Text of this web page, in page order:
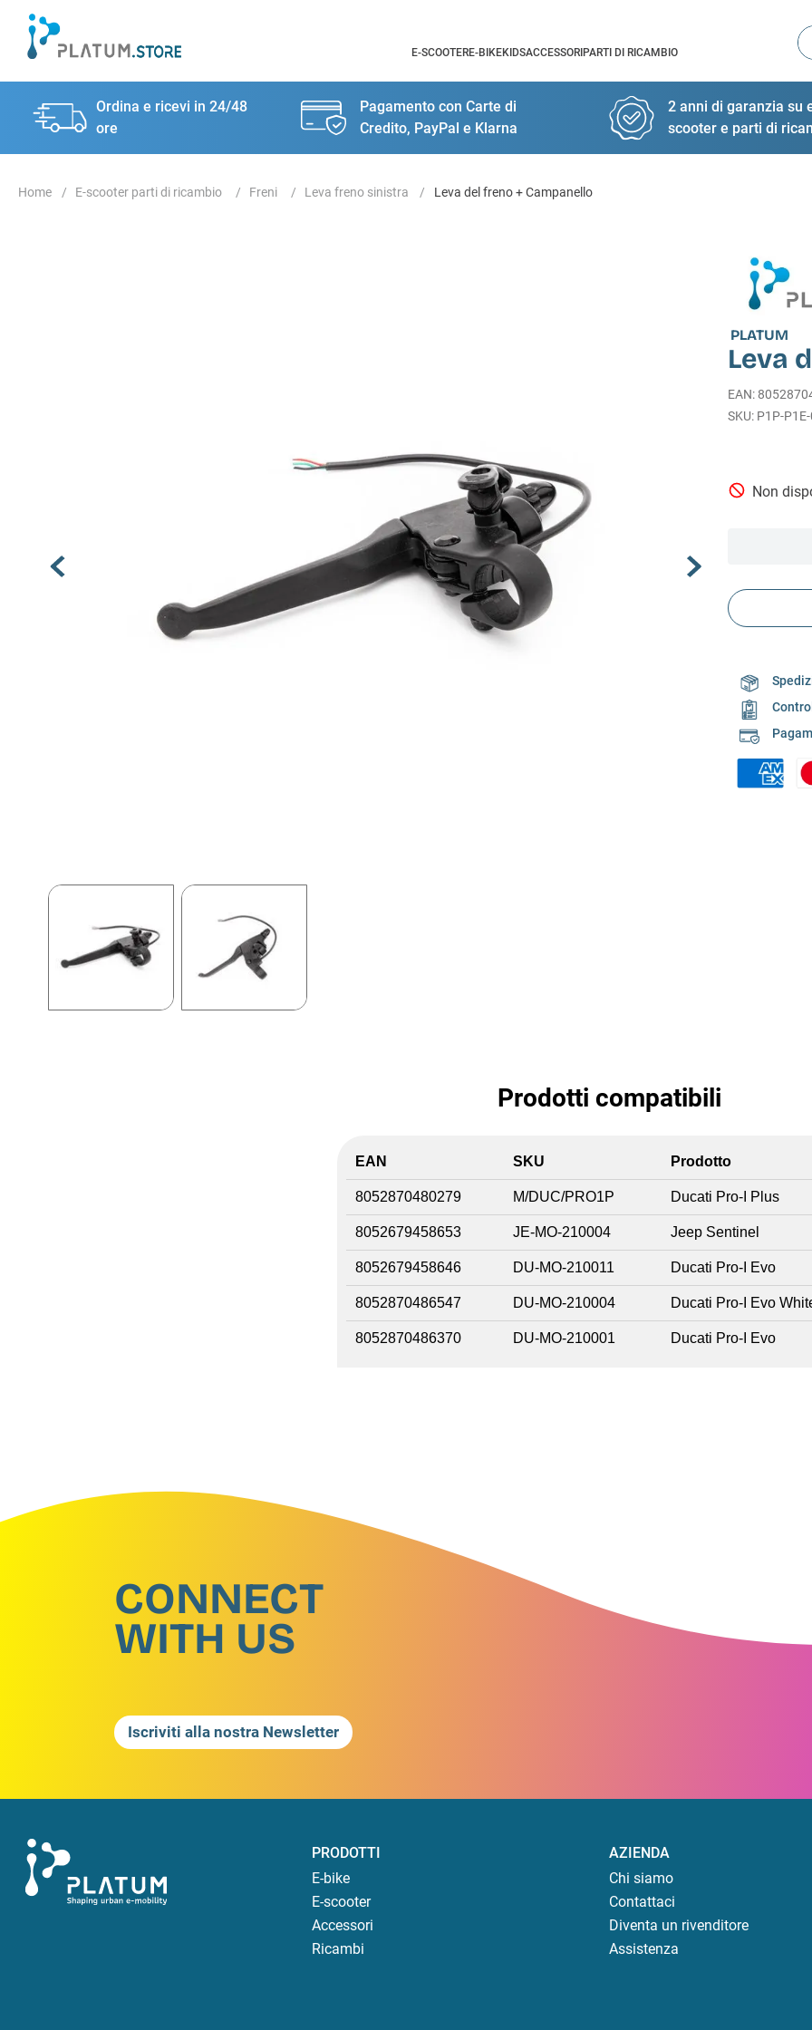
E-SCOOTERE-BIKEKIDSACCESSORI PARTI DI RICAMBIO
Ordina e ricevi in 24/48
ore
Pagamento con Carte di
Credito, PayPal e Klarna
2 anni di garanzia su
scooter e parti di
E-scooter parti di ricambio Freni Leva freno sinistra Leva del freno + Campanello
PLATUM
Leva
EAN:
P1P-
Non
Prodotti compatibili
EAN SKU Prodotto
8052870480279 M/DUC/PRO1P Ducati Pro-I Plus
8052679458653 JE-MO-210004 Jeep Sentinel
8052679458646 DU-MO-210011 Ducati Pro-I Evo
8052870486547 DU-MO-210004 Ducati Pro-I Evo
8052870486370 DU-MO-210001 Ducati Pro-I Evo
CONNECT
WITH US
Iscriviti alla nostra Newsletter
PRODOTTI
E-bike
E-scooter
Accessori
Ricambi
AZIENDA
Chi siamo
Contattaci
Diventa un rivenditore
Assistenza